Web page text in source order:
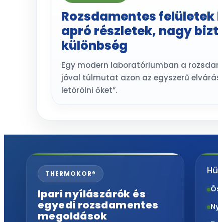
Rozsdamentes
apró részletek, nagy
különbség
Egy modern laboratóriumban a
jóval túlmutat azon az egyszerű
letörölni őket”.
THERMOKOR®
Ipari nyílászárók és
egyedi rozsdamentes
megoldások